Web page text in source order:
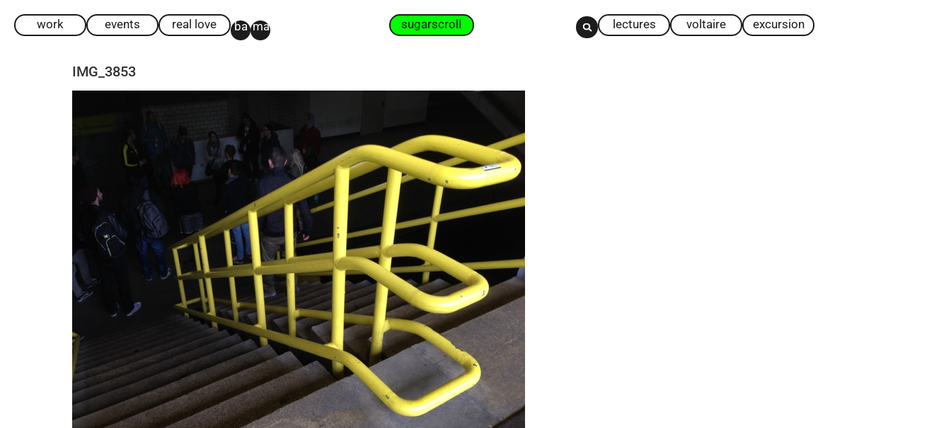
work events real love ba ma sugarscroll lectures voltaire excursion
IMG_3853